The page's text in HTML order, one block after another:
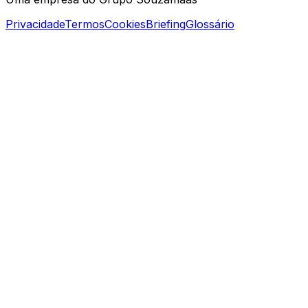
PrivacidadeTermosCookiesBriefingGlossário